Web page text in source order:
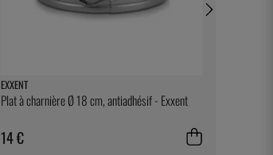
EXXENT
Plat à charnière Ø 18 cm, antiadhésif - Exxent
14 €